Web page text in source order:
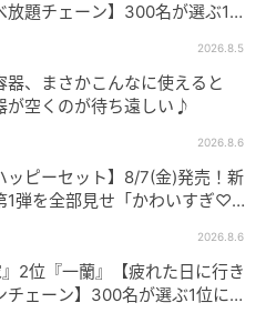
な板でカットした食材を
時もこのアイテムが大活
、カットした食材をサッと
放題チェーン】300名が選ぶ1位
2026.8.5
器、まさかこんなに使えると
が空くのが待ち遠しい♪
2026.8.6
ッピーセット】8/7(金)発売！新
1弾を全部見せ「かわいすぎ♡」
2026.8.6
2位『一蘭』【疲れた日に行き
チェーン】300名が選ぶ1位に